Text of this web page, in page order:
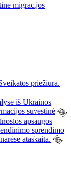
migracijos
priežiūra.
iš Ukrainos
suvestinė
apsaugos
sprendimo
ataskaita.